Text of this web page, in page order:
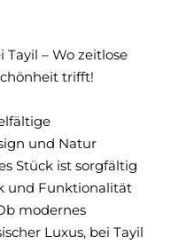
– Wo zeitlose
trifft!
und Natur
Stück ist sorgfältig
und Funktionalität
modernes
Luxus, bei Tayil